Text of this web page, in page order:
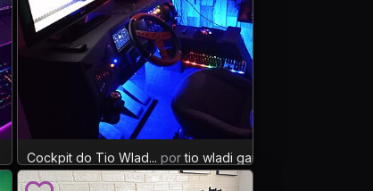
Cockpit do Tio Wlad... portio wladi gamer